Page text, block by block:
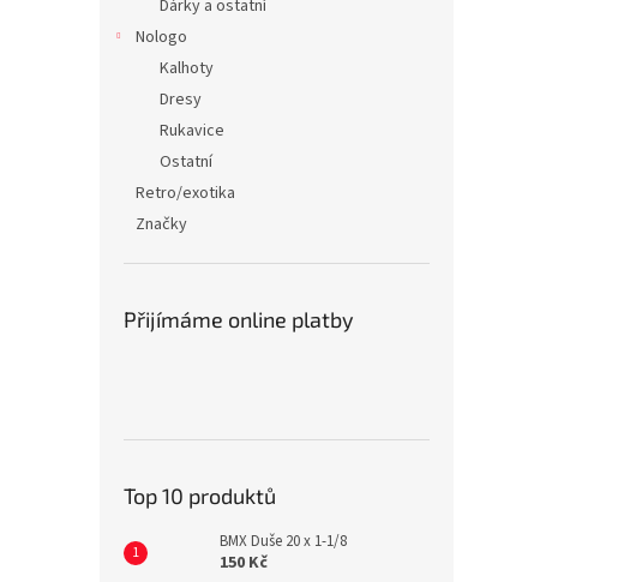
Dárky a ostatní
Nologo
Kalhoty
Dresy
Rukavice
Ostatní
Retro/exotika
Značky
Přijímáme online platby
Top 10 produktů
BMX Duše 20 x 1-1/8
150 Kč